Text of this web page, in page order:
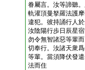
眷屬言。汝等諦聽
軌灌頂曼拏羅法護
違犯。彼持誦行人
汝陰陽行歩日辰星
勿令無智諸惡等輩
切奉行。汝諸天衆
等輩。當須降伏發
法而住